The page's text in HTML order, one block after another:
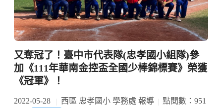
又奪冠了！臺中市代表隊(忠孝國小組隊)參
加《111年華南金控盃全國少棒錦標賽》榮獲
《冠軍》！
2022-05-28 西區 忠孝國小 學務處 報導
點閱數：951